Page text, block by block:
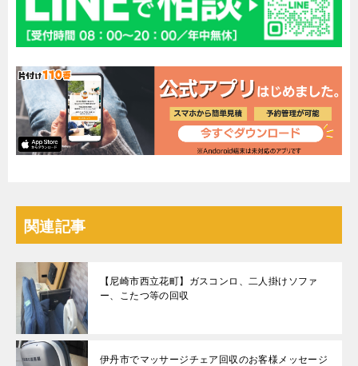
関連記事
【尼崎市西立花町】ガスコンロ、二人掛けソファ
ー、こたつ等の回収
伊丹市でマッサージチェア回収のお客様メッセージ